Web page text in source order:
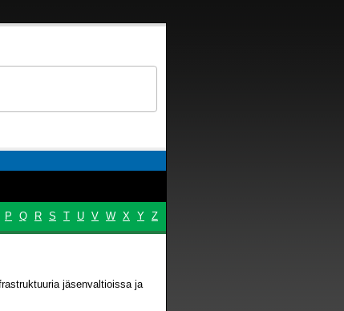
P Q R S T U V W X Y Z
jäsenvaltioissa ja